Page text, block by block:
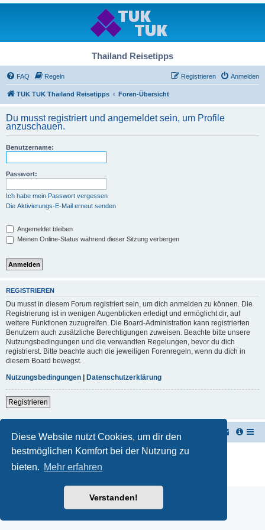
Diese Website nutzt Cookies, um dir den
bestmöglichen Komfort bei der Nutzung zu
bieten. Mehr erfahren
Verstanden!
Thailand Reisetipps
FAQ Regeln Anmelden
Registrieren
TUK TUK Thailand Reisetipps Foren-Übersicht
Du musst registriert und angemeldet sein, um Profile
anzuschauen.
Benutzername:
Passwort:
Ich habe mein Passwort vergessen
Die Aktivierungs-E-Mail erneut senden
Angemeldet bleiben
Meinen Online-Status während dieser Sitzung verbergen
REGISTRIEREN
Du musst in diesem Forum registriert sein, um dich anmelden zu können. Die
Registrierung ist in wenigen Augenblicken erledigt und ermöglicht dir, auf
weitere Funktionen zuzugreifen. Die Board-Administration kann registrierten
Benutzern auch zusätzliche Berechtigungen zuweisen. Beachte bitte unsere
Nutzungsbedingungen und die verwandten Regelungen, bevor du dich
registrierst. Bitte beachte auch die jeweiligen Forenregeln, wenn du dich in
diesem Board bewegst.
Nutzungsbedingungen
Datenschutzerklärung
Registrieren
TUK TUK Thailand Reisetipps Foren-Übersicht
Powered byphpBB ® Forum Software © phpBB Limited
Deutsche Übersetzung durch